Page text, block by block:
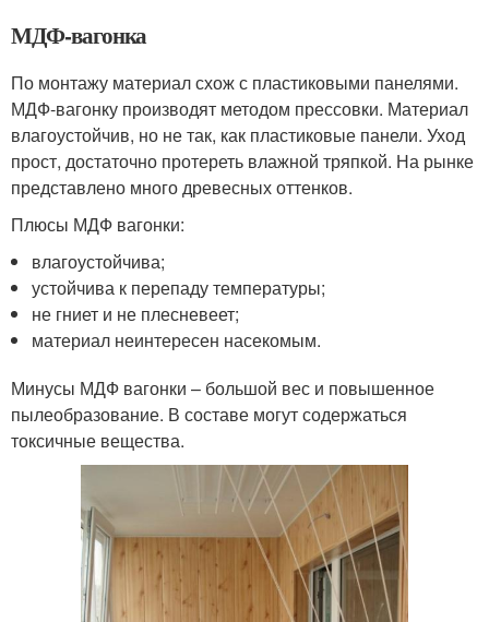
МДФ-вагонка
По монтажу материал схож с пластиковыми панелями.
МДФ-вагонку производят методом прессовки. Материал
влагоустойчив, но не так, как пластиковые панели. Уход
прост, достаточно протереть влажной тряпкой. На рынке
представлено много древесных оттенков.
Плюсы МДФ вагонки:
влагоустойчива;
устойчива к перепаду температуры;
не гниет и не плесневеет;
материал неинтересен насекомым.
Минусы МДФ вагонки – большой вес и повышенное
пылеобразование. В составе могут содержаться
токсичные вещества.